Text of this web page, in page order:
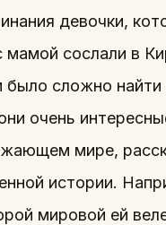
девочки,
сослали в
сложно
очень
мире,
истории.
мировой ей